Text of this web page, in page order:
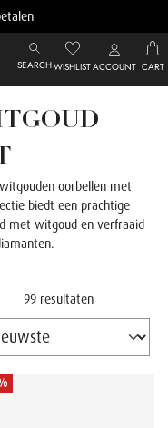
SEARCHWISHLISTACCOUNT CART
oorbellen met
biedt een prachtige
met witgoud en verfraaid
99 resultaten